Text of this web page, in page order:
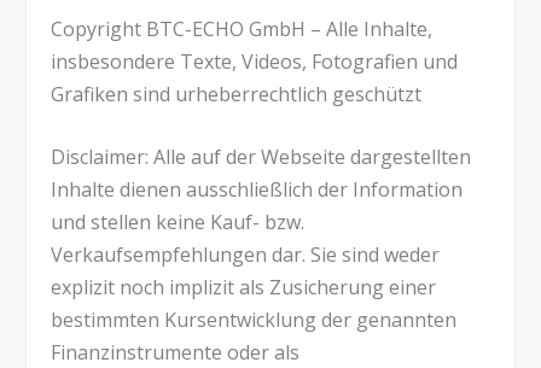
Copyright BTC-ECHO GmbH – Alle Inhalte,
insbesondere Texte, Videos, Fotografien und
Grafiken sind urheberrechtlich geschützt
Disclaimer: Alle auf der Webseite dargestellten
Inhalte dienen ausschließlich der Information
und stellen keine Kauf- bzw.
Verkaufsempfehlungen dar. Sie sind weder
explizit noch implizit als Zusicherung einer
bestimmten Kursentwicklung der genannten
Finanzinstrumente oder als